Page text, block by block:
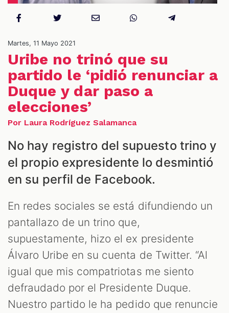
Martes, 11 Mayo 2021
Uribe no trinó que su
partido le ‘pidió renunciar a
Duque y dar paso a
elecciones’
Por Laura Rodríguez Salamanca
No hay registro del supuesto trino y
el propio expresidente lo desmintió
en su perfil de Facebook.
En redes sociales se está difundiendo un
pantallazo de un trino que,
supuestamente, hizo el ex presidente
Álvaro Uribe en su cuenta de Twitter. “Al
igual que mis compatriotas me siento
defraudado por el Presidente Duque.
Nuestro partido le ha pedido que renuncie